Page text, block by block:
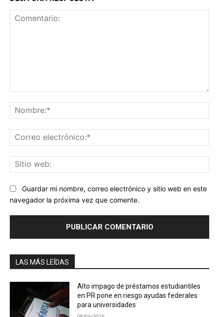
Guardar mi nombre, correo electrónico y sitio web en este
navegador la próxima vez que comente.
LAS MÁS LEÍDAS
Alto impago de préstamos estudiantiles
en PR pone en riesgo ayudas federales
para universidades